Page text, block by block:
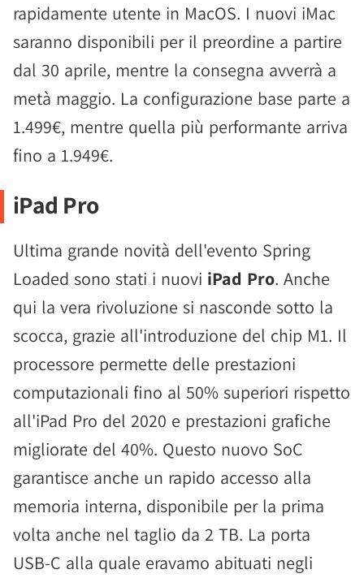
rapidamente utente in MacOS. I nuovi iMac
saranno disponibili per il preordine a partire
dal 30 aprile, mentre la consegna avverrà a
metà maggio. La configurazione base parte a
1.499€, mentre quella più performante arriva
fino a 1.949€.
iPad Pro
Ultima grande novità dell'evento Spring
Loaded sono stati i nuovi iPad Pro. Anche
qui la vera rivoluzione si nasconde sotto la
scocca, grazie all'introduzione del chip M1. Il
processore permette delle prestazioni
computazionali fino al 50% superiori rispetto
all'iPad Pro del 2020 e prestazioni grafiche
migliorate del 40%. Questo nuovo SoC
garantisce anche un rapido accesso alla
memoria interna, disponibile per la prima
volta anche nel taglio da 2 TB. La porta
USB-C alla quale eravamo abituati negli